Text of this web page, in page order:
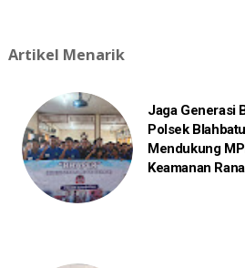
Artikel Menarik
Jaga Generasi
Polsek
Mendukung
Keamanan